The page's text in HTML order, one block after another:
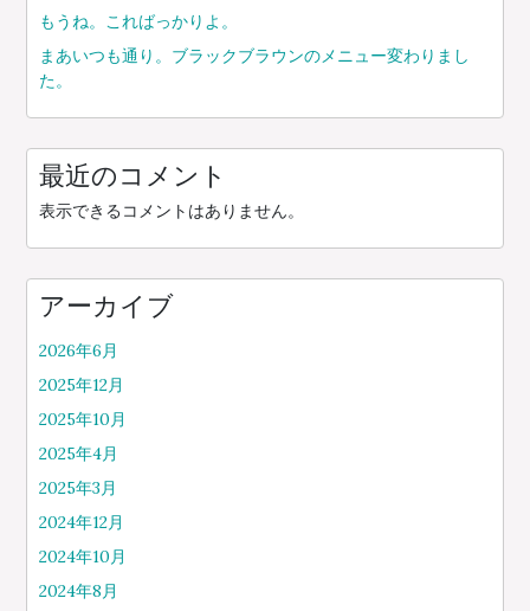
もうね。こればっかりよ。
まあいつも通り。ブラックブラウンのメニュー変わりまし
た。
最近のコメント
表示できるコメントはありません。
アーカイブ
2026年6月
2025年12月
2025年10月
2025年4月
2025年3月
2024年12月
2024年10月
2024年8月